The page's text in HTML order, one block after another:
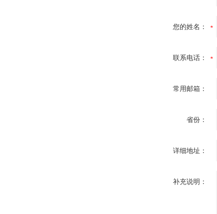
您的姓名：
联系电话：
常用邮箱：
省份：
详细地址：
补充说明：